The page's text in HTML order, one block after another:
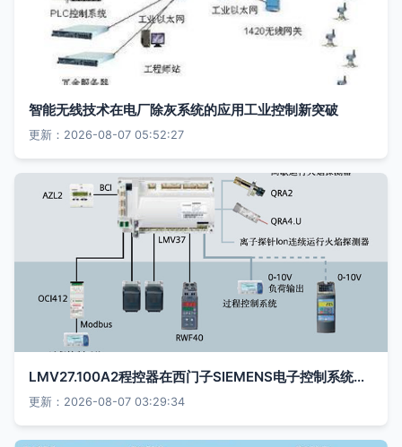
智能无线技术在电厂除灰系统的应用工业控制新突破
更新：2026-08-07 05:52:27
LMV27.100A2程控器在西门子SIEMENS电子控制系统中的高端应用与性能剖析
更新：2026-08-07 03:29:34